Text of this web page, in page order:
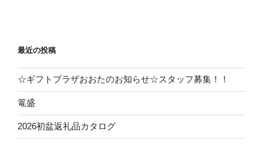
ン
最近の投稿
☆ギフトプラザおおたのお知らせ☆スタッフ募集！！
篭盛
2026初盆返礼品カタログ